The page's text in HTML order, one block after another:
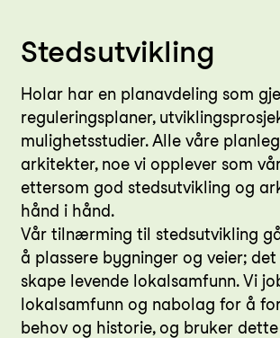
Stedsutvikling
Holar har en planavdeling som
reguleringsplaner,
mulighetsstudier. Alle våre
arkitekter, noe vi opplever som
ettersom god stedsutvikling og
hånd i hånd.
Vår tilnærming til stedsutvikling
å plassere bygninger og veier;
skape levende lokalsamfunn. Vi
lokalsamfunn og nabolag for å
behov og historie, og bruker